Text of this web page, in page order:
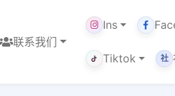
联系我们
Ins
Tiktok 社